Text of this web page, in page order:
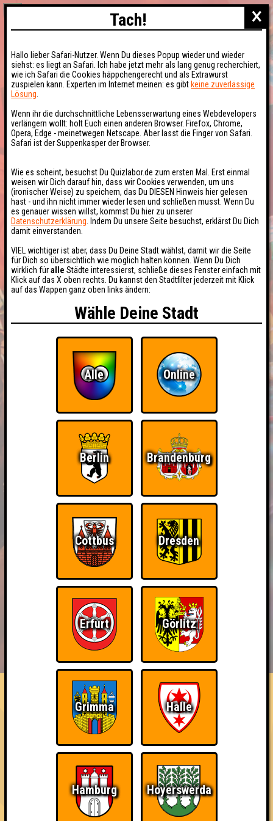
HIGHSCORE RESERVIERUNG
FAQ ÜBER UNS
Wiederzehn macht Freude
Nehmt an zehn Quizlaboren teil
~ Noch nicht erreicht ~
×
Tach!
Hallo lieber Safari-Nutzer. Wenn Du dieses Popup wieder und wieder
siehst: es liegt an Safari. Ich habe jetzt mehr als lang genug recherchiert,
wie ich Safari die Cookies häppchengerecht und als Extrawurst
zuspielen kann. Experten im Internet meinen: es gibt keine zuverlässige
Lösung
Wenn ihr die durchschnittliche Lebensserwartung eines Webdevelopers
verlängern wollt: holt Euch einen anderen Browser. Firefox, Chrome,
Opera, Edge - meinetwegen Netscape. Aber lasst die Finger von Safari.
Safari ist der Suppenkasper der Browser.
Wie es scheint, besuchst Du Quizlabor.de zum ersten Mal. Erst einmal
weisen wir Dich darauf hin, dass wir Cookies verwenden, um uns
(ironischer Weise) zu speichern, das Du DIESEN Hinweis hier gelesen
hast - und ihn nicht immer wieder lesen und schließen musst. Wenn Du
es genauer wissen willst, kommst Du hier zu unserer
Datenschutzerklärung . Indem Du unsere Seite besuchst, erklärst Du Dich
damit einverstanden.
VIEL wichtiger ist aber, dass Du Deine Stadt wählst, damit wir die Seite
für Dich so übersichtlich wie möglich halten können. Wenn Du Dich
wirklich füralle Städte interessierst, schließe dieses Fenster einfach mit
Klick auf das X oben rechts. Du kannst den Stadtfilter jederzeit mit Klick
auf das Wappen ganz oben links ändern:
Wähle Deine Stadt
Alle Online
Berlin Brandenburg
Cottbus Dresden
Erfurt Görlitz
Grimma Halle
Hamburg Hoyerswerda